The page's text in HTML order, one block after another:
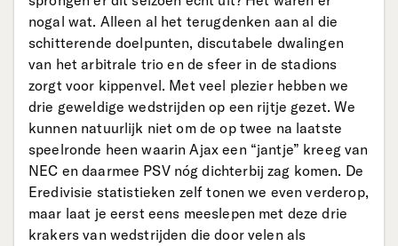
nogal wat. Alleen al het terugdenken aan al die
schitterende doelpunten, discutabele dwalingen
van het arbitrale trio en de sfeer in de stadions
zorgt voor kippenvel. Met veel plezier hebben we
drie geweldige wedstrijden op een rijtje gezet. We
kunnen natuurlijk niet om de op twee na laatste
speelronde heen waarin Ajax een “jantje” kreeg van
NEC en daarmee PSV nóg dichterbij zag komen. De
Eredivisie statistieken zelf tonen we even verderop,
maar laat je eerst eens meeslepen met deze drie
krakers van wedstrijden die door velen als